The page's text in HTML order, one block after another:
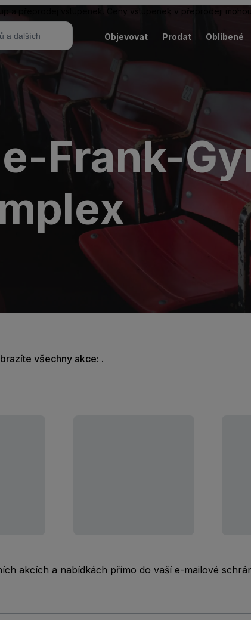
a přeprodej vstupenek. Ceny vstupenek v přeprodeji
Objevovat Prodat Oblíbené
Frank-
všechny akce: .
akcích a nabídkách přímo do vaší e-mailové